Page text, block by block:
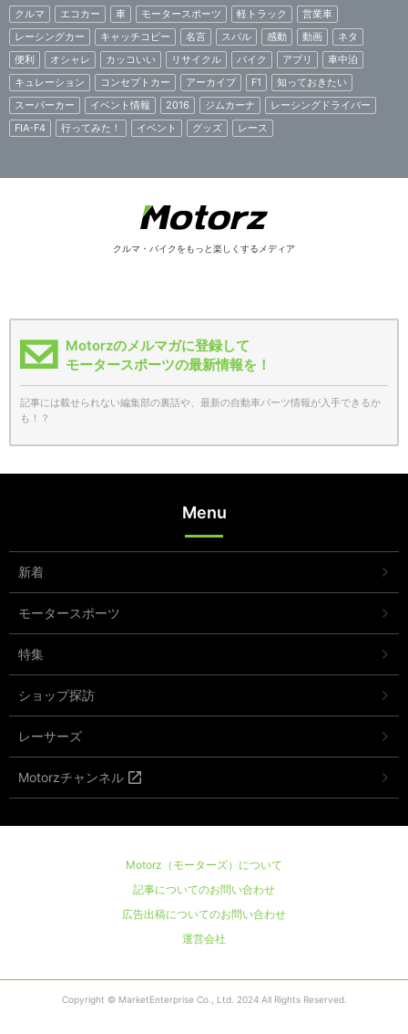
クルマ エコカー 車 モータースポーツ 軽トラック
営業車
レーシングカー
キャッチコピー 名言 スバル 感動 動画
ネタ
便利
オシャレ カッコいい リサイクル バイク アプリ
車中泊
キュレーション
コンセプトカー アーカイブ F1
知っておきたい
スーパーカー
イベント情報 2016 ジムカーナ
レーシングドライバー
FIA-F4
行ってみた！ イベント グッズ レース
クルマ・バイクをもっと楽しくするメディア
Motorzのメルマガに登録して
モータースポーツの最新情報を！
記事には載せられない編集部の裏話や、最新の自動車パーツ情報が入手できるか
も！？
Menu
新着
モータースポーツ
特集
ショップ探訪
レーサーズ
Motorzチャンネル
Motorz（モーターズ）について
記事についてのお問い合わせ
広告出稿についてのお問い合わせ
運営会社
Copyright © MarketEnterprise Co., Ltd. 2024 All Rights Reserved.